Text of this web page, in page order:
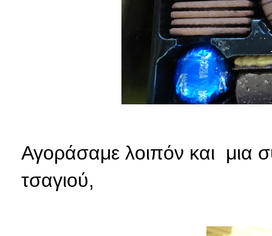
Αγοράσαμε λοιπόν και μια
τσαγιού,